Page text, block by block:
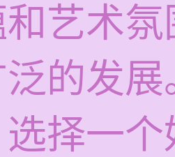
艺术
的发
择一